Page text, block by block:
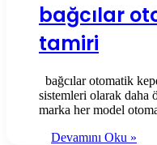
bağcılar
tamiri
bağcılar otomatik
sistemleri olarak daha
marka her model
Devamını Oku »